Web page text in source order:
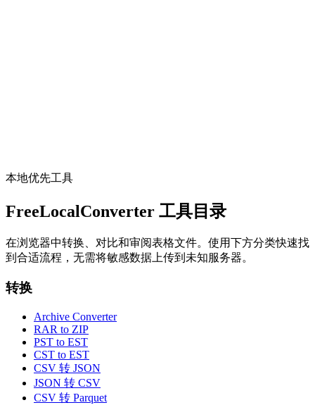
本地优先工具
FreeLocalConverter 工具目录
在浏览器中转换、对比和审阅表格文件。使用下方分类快速找
到合适流程，无需将敏感数据上传到未知服务器。
转换
Archive Converter
RAR to ZIP
PST to EST
CST to EST
CSV 转 JSON
JSON 转 CSV
CSV 转 Parquet